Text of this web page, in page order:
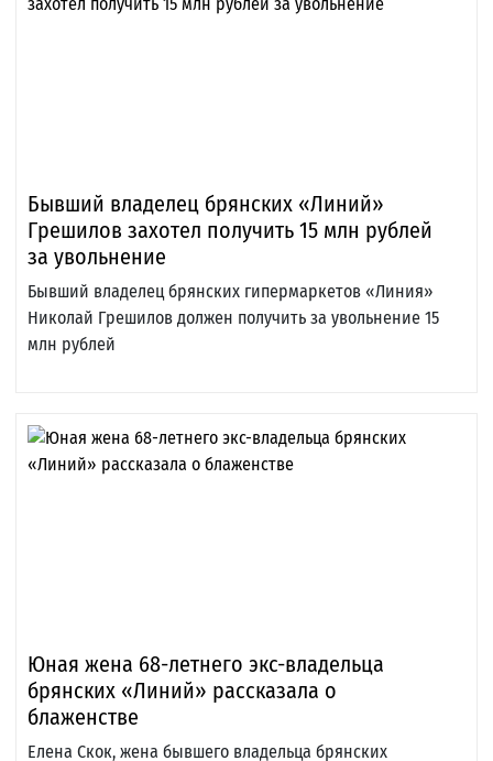
Бывший владелец брянских «Линий»
Грешилов захотел получить 15 млн рублей
за увольнение
Бывший владелец брянских гипермаркетов «Линия»
Николай Грешилов должен получить за увольнение 15
млн рублей
Юная жена 68-летнего экс-владельца
брянских «Линий» рассказала о
блаженстве
Елена Скок, жена бывшего владельца брянских